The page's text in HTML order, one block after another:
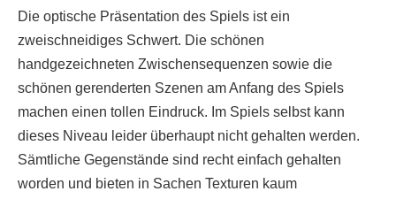
Die optische Präsentation des Spiels ist ein
zweischneidiges Schwert. Die schönen
handgezeichneten Zwischensequenzen sowie die
schönen gerenderten Szenen am Anfang des Spiels
machen einen tollen Eindruck. Im Spiels selbst kann
dieses Niveau leider überhaupt nicht gehalten werden.
Sämtliche Gegenstände sind recht einfach gehalten
worden und bieten in Sachen Texturen kaum